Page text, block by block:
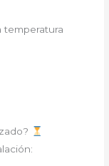
temperatura